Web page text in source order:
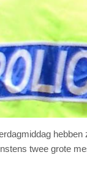
twee grote